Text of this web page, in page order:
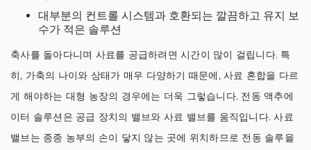
대부분의 컨트롤 시스템과 호환되는 깔끔하고 유지 보
수가 적은 솔루션
축사를 돌아다니며 사료를 공급하려면 시간이 많이 걸립니다. 특
히, 가축의 나이와 상태가 매우 다양하기 때문에, 사료 혼합을 다르
게 해야하는 대형 농장의 경우에는 더욱 그렇습니다. 전동 액추에
이터 솔루션은 공급 장치의 밸브와 사료 밸브를 움직입니다. 사료
밸브는 종종 농부의 손이 닿지 않는 곳에 위치하므로 전동 솔루을